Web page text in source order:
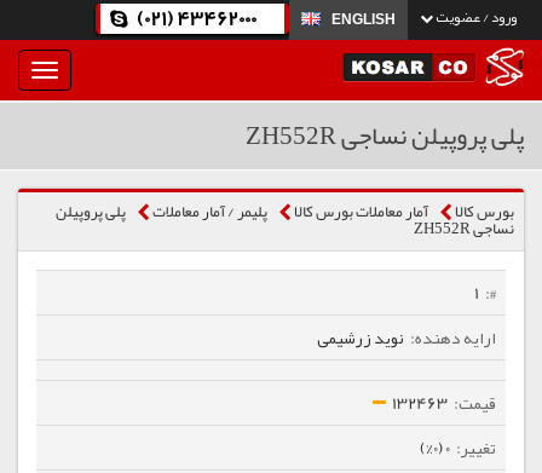
ورود / عضویت ENGLISH
(021) 43462000
بار
و
پلی پروپیلن نساجی ZH552R
بورس کالا آمار معاملات بورس کالا پلیمر / آمار معاملات پلی پروپیلن
نساجی ZH552R
1
نوید زرشیمی
132463
0 (0%)